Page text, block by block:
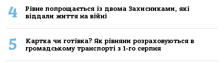
4
Рівне попрощається із двома Захисниками, які
віддали життя на війні
5
Картка чи готівка? Як рівняни розраховуються в
громадському транспорті з 1-го серпня